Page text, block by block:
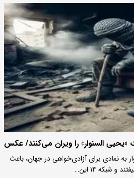
السنوار» را ویران می‌کنند/ عکس
به نمادی برای آزادی‌خواهی در جهان،‌ باعث
شبکه ۱۴ این…